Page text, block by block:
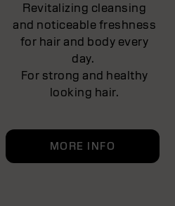
Revitalizing cleansing
and noticeable freshness
for hair and body every
day.
For strong and healthy
looking hair.
MORE INFO